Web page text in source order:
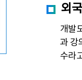
외
개발
과 강
수라